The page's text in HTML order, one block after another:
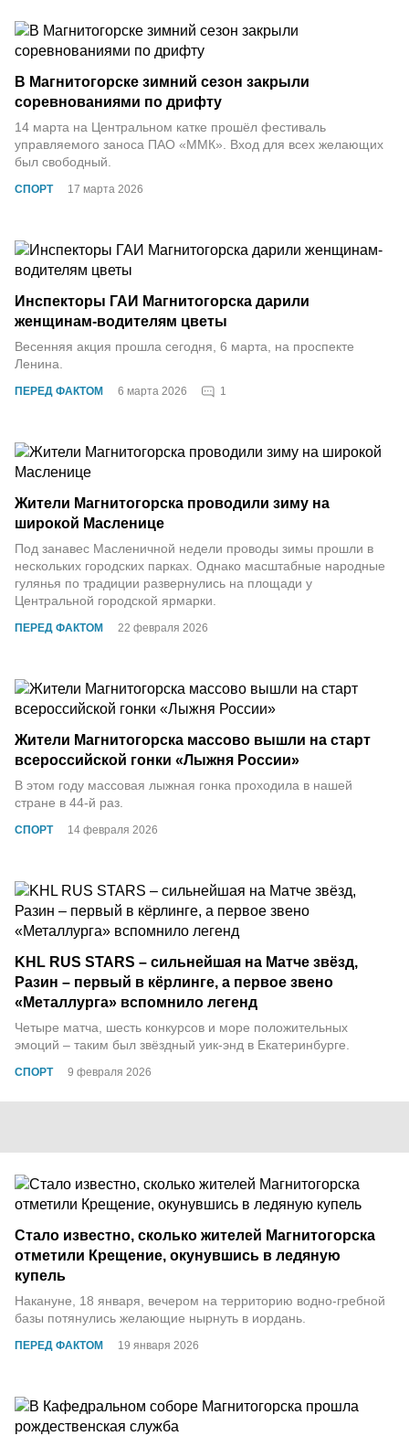
СПОРТ 17 марта 2026
В Магнитогорске зимний сезон закрыли
соревнованиями по дрифту
14 марта на Центральном катке прошёл фестиваль
управляемого заноса ПАО «ММК». Вход для всех желающих
был свободный.
ПЕРЕД ФАКТОМ 6 марта 2026 1
Инспекторы ГАИ Магнитогорска дарили
женщинам-водителям цветы
Весенняя акция прошла сегодня, 6 марта, на проспекте
Ленина.
ПЕРЕД ФАКТОМ 22 февраля 2026
Жители Магнитогорска проводили зиму на
широкой Масленице
Под занавес Масленичной недели проводы зимы прошли в
нескольких городских парках. Однако масштабные народные
гулянья по традиции развернулись на площади у
Центральной городской ярмарки.
СПОРТ 14 февраля 2026
Жители Магнитогорска массово вышли на старт
всероссийской гонки «Лыжня России»
В этом году массовая лыжная гонка проходила в нашей
стране в 44-й раз.
СПОРТ 9 февраля 2026
KHL RUS STARS – сильнейшая на Матче звёзд,
Разин – первый в кёрлинге, а первое звено
«Металлурга» вспомнило легенд
Четыре матча, шесть конкурсов и море положительных
эмоций – таким был звёздный уик-энд в Екатеринбурге.
ПЕРЕД ФАКТОМ 19 января 2026
Стало известно, сколько жителей Магнитогорска
отметили Крещение, окунувшись в ледяную
купель
Накануне, 18 января, вечером на территорию водно-гребной
базы потянулись желающие нырнуть в иордань.